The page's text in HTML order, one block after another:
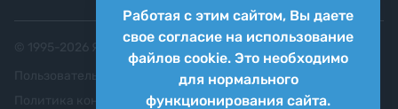
Работая с этим сайтом, Вы даете
свое согласие на использование
файлов cookie. Это необходимо
для нормального
функционирования сайта.
Яркий фотомаркет ("Яркий Мир")
Пользовательское соглашение
Политика конфиденциальности